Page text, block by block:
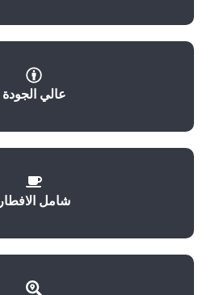
عالي الجودة
شامل الافطار